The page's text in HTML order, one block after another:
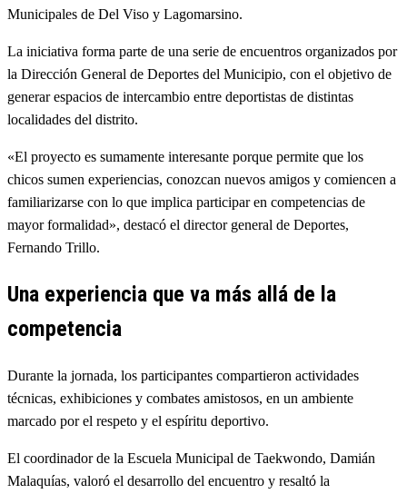
Municipales de Del Viso y Lagomarsino.
La iniciativa forma parte de una serie de encuentros organizados por
la Dirección General de Deportes del Municipio, con el objetivo de
generar espacios de intercambio entre deportistas de distintas
localidades del distrito.
«El proyecto es sumamente interesante porque permite que los
chicos sumen experiencias, conozcan nuevos amigos y comiencen a
familiarizarse con lo que implica participar en competencias de
mayor formalidad», destacó el director general de Deportes,
Fernando Trillo.
Una experiencia que va más allá de la
competencia
Durante la jornada, los participantes compartieron actividades
técnicas, exhibiciones y combates amistosos, en un ambiente
marcado por el respeto y el espíritu deportivo.
El coordinador de la Escuela Municipal de Taekwondo, Damián
Malaquías, valoró el desarrollo del encuentro y resaltó la